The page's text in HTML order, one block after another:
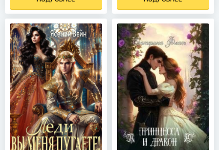
отчаянно....
почти...